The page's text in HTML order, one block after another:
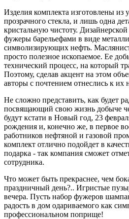
Изделия комплекта изготовлены из
прозрачного стекла, и лишь одна
кристальную чистоту.
фужеры барельефами в виде
символизирующих нефть.
просто полезное ископаемое. Ее
технический процесс, на который
Поэтому, сделав акцент на этом
авторы с почтением отнеслись к их
Не сложно представить, как будет
посвящающий свою жизнь добыче
будут кстати в Новый год, 23
рождения и, конечно же, в первое
работников нефтяной и газовой
комплект отлично подойдет в
подарка - так компания сможет
сотрудника.
Что может быть прекраснее, чем
праздничный день?.. Игристые
вечера. Пусть набор фужеров
радость в дом одариваемого как
профессиональном поприще!